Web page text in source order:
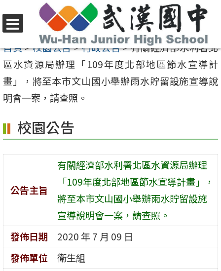
至
要
內
容
選
單
首頁>校園公告>行政公告>有關經濟部水利署北
區水資源局辦理「109年度北部地區節水宣導計
畫」，將至本市文山國小舉辦雨水貯留設施宣導說
明會一案，請查照。
校園公告
公告主旨
有關經濟部水利署北區水資源局辦理
「109年度北部地區節水宣導計畫」，
將至本市文山國小舉辦雨水貯留設施
宣導說明會一案，請查照。
發佈日期
2020 年 7 月 09 日
發佈單位
衛生組